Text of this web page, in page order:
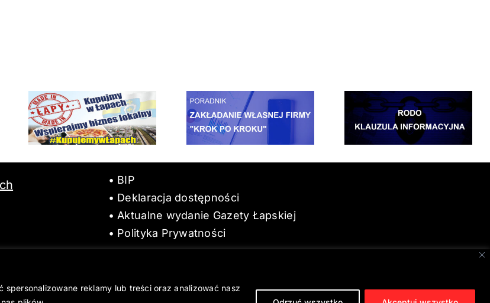
reklamy lub treści oraz analizować nasz
BIP
Deklaracja dostępności
Aktualne wydanie Gazety Łapskiej
Polityka Prywatności